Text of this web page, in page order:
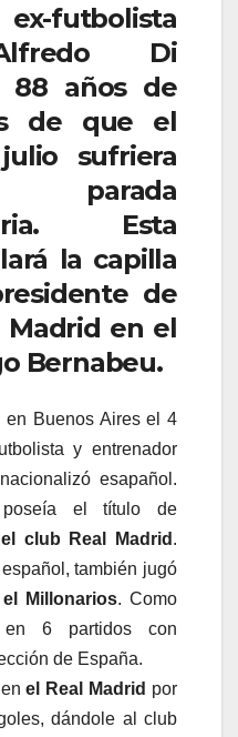
futbolista
Di
88 años de
de que el
sufriera
Esta
la capilla
de
Madrid en el
Bernabeu.
en Buenos Aires el 4
y entrenador
esapañol.
el título de
club Real Madrid .
también jugó
Millonarios. Como
en 6 partidos con
de España.
enel Real Madrid por
dándole al club